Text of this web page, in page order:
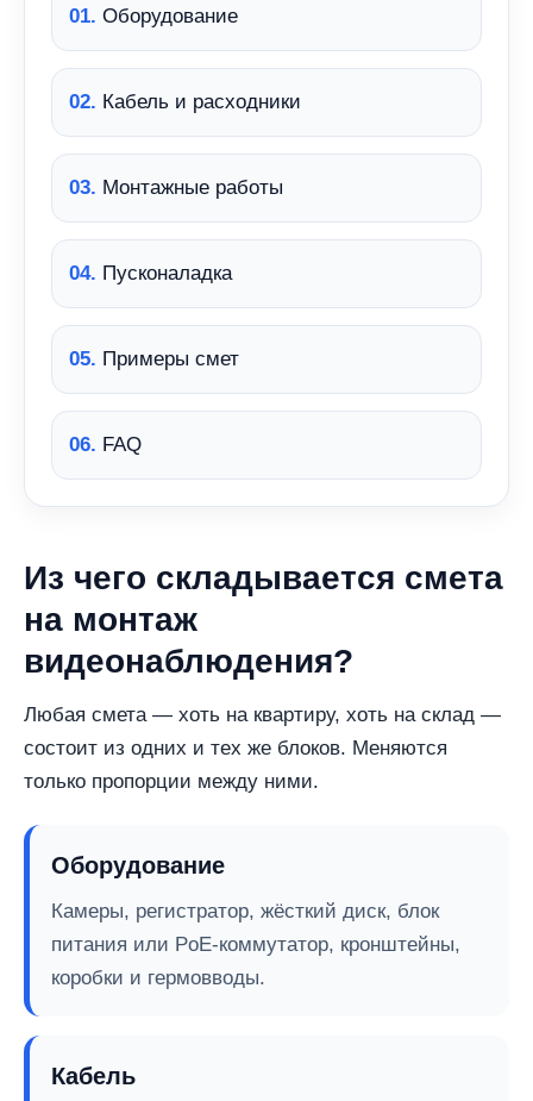
01. Оборудование
02. Кабель и расходники
03. Монтажные работы
04. Пусконаладка
05. Примеры смет
06. FAQ
Из чего складывается смета
на монтаж
видеонаблюдения?
Любая смета — хоть на квартиру, хоть на склад —
состоит из одних и тех же блоков. Меняются
только пропорции между ними.
Оборудование
Камеры, регистратор, жёсткий диск, блок
питания или PoE-коммутатор, кронштейны,
коробки и гермовводы.
Кабель